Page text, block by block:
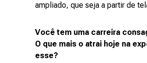
ampliado, que seja a partir de
Você tem uma carreira
O que mais o atrai hoje na
esse?